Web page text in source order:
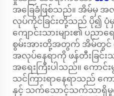
အခြေခံဖြစ်သည်။ အိမ်မှ အလု
လုပ်ကိုင်ခြင်းတို့သည် ပို၍ ပုံ
ကျောင်းသားများ၏ ပညာ
စွမ်းအားတို့အတွက် အိမ်တွ
အလုပ်နေရာကို ဖန်တီးခြ
အရေးကြီးပါသည်။ ကောင်
သင်ကြားရာနေရာသည် ကေ
နှင့် သက်သောင့်သက်သာရှိမှု